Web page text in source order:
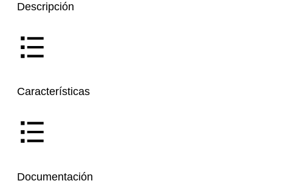
Descripción
Características
Documentación